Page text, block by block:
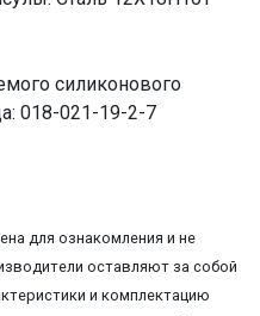
силиконового
018-021-19-2-7
для ознакомления и не
оставляют за собой
и комплектацию